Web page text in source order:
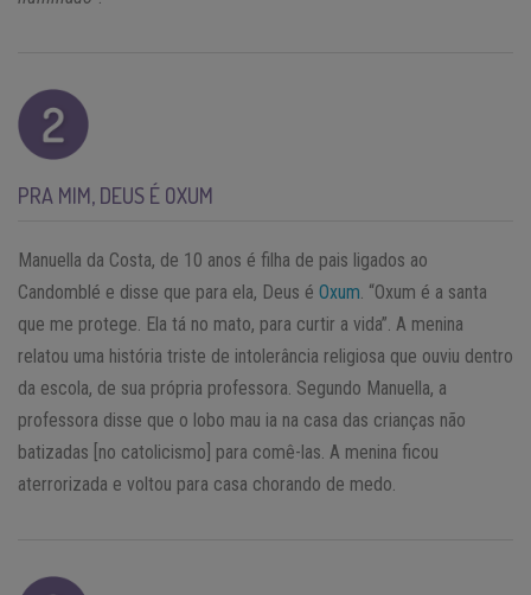
PRA MIM, DEUS É OXUM
Manuella da Costa, de 10 anos é filha de pais ligados ao
Candomblé e disse que para ela, Deus é Oxum . “Oxum é a santa
que me protege. Ela tá no mato, para curtir a vida”. A menina
relatou uma história triste de intolerância religiosa que ouviu dentro
da escola, de sua própria professora. Segundo Manuella, a
professora disse que o lobo mau ia na casa das crianças não
batizadas [no catolicismo] para comê-las. A menina ficou
aterrorizada e voltou para casa chorando de medo.